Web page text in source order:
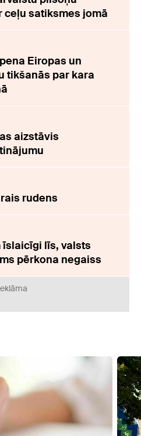
ceļu satiksmes jomā
Eiropas un
tikšanās par kara
aizstāvis
rudens
līs, valsts
pērkona negaiss